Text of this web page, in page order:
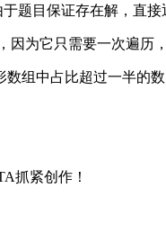
于题目保证存在解，直接
，因为它只需要一次遍历
数组中占比超过一半的
抓紧创作！